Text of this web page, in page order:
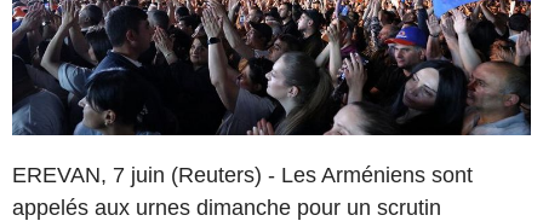
EREVAN, 7 juin (Reuters) - Les Arméniens sont
appelés aux urnes dimanche pour un scrutin